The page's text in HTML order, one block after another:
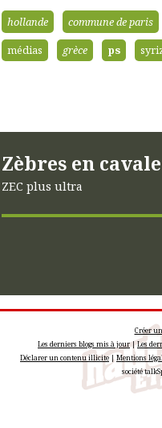
hollande commune de paris
médias
grèce ps
Zèbres en cavale
ZEC plus ultra
Créer
Les derniers blogs mis à jour|Les
Déclarer un contenu illicite| Mentions
société